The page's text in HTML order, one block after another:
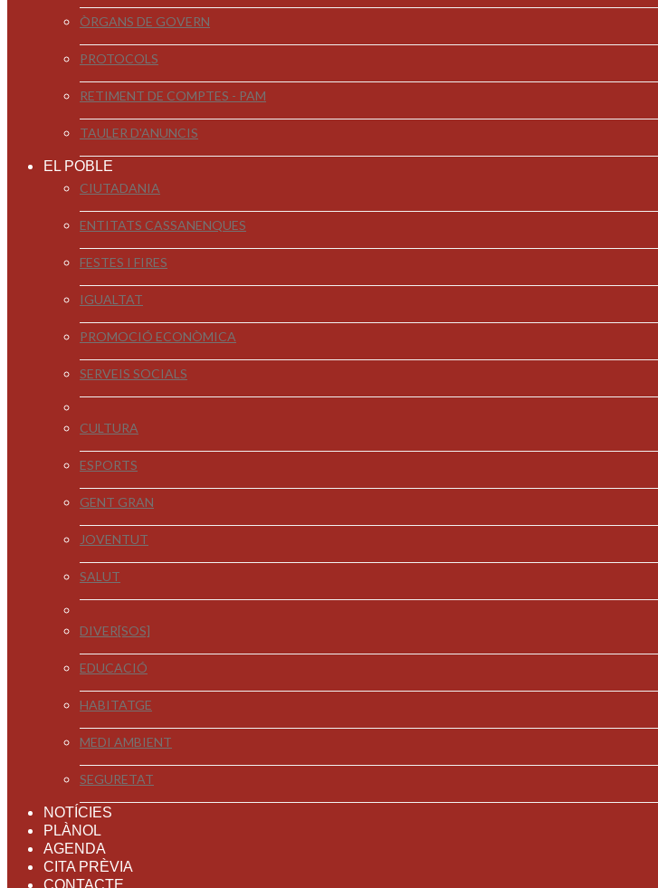
ÒRGANS DE GOVERN
PROTOCOLS
RETIMENT DE COMPTES - PAM
TAULER D'ANUNCIS
EL POBLE
CIUTADANIA
ENTITATS CASSANENQUES
FESTES I FIRES
IGUALTAT
PROMOCIÓ ECONÒMICA
SERVEIS SOCIALS
CULTURA
ESPORTS
GENT GRAN
JOVENTUT
SALUT
DIVER[SOS]
EDUCACIÓ
HABITATGE
MEDI AMBIENT
SEGURETAT
NOTÍCIES
PLÀNOL
AGENDA
CITA PRÈVIA
CONTACTE